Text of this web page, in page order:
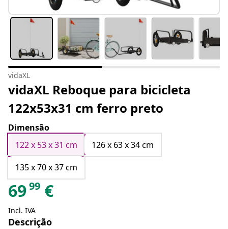
vidaXL
vidaXL Reboque para bicicleta
122x53x31 cm ferro preto
Dimensão
122 x 53 x 31 cm
126 x 63 x 34 cm
135 x 70 x 37 cm
6999 €
Incl. IVA
Descrição